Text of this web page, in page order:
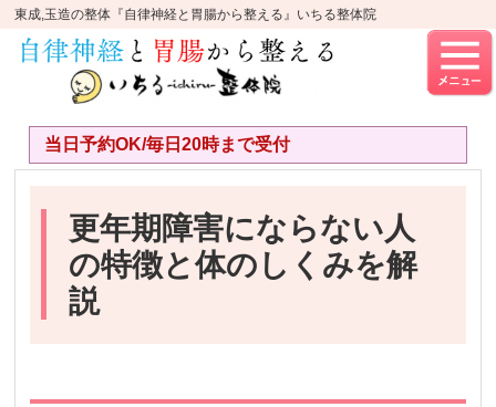
東成,玉造の整体『自律神経と胃腸から整える』いちる整体院
当日予約OK/毎日20時まで受付
更年期障害にならない人
の特徴と体のしくみを解
説